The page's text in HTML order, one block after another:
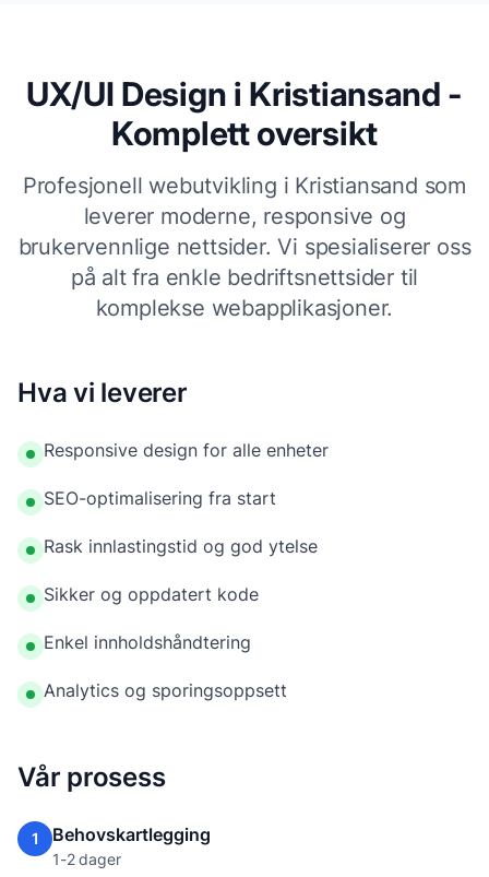
UX/UI Design i Kristiansand -
Komplett oversikt
Profesjonell webutvikling i Kristiansand som
leverer moderne, responsive og
brukervennlige nettsider. Vi spesialiserer oss
på alt fra enkle bedriftsnettsider til
komplekse webapplikasjoner.
Hva vi leverer
Responsive design for alle enheter
SEO-optimalisering fra start
Rask innlastingstid og god ytelse
Sikker og oppdatert kode
Enkel innholdshåndtering
Analytics og sporingsoppsett
Vår prosess
1 Behovskartlegging
1-2 dager